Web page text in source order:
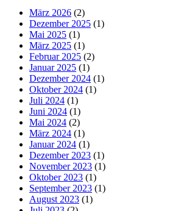
März 2026 (2)
Dezember 2025 (1)
Mai 2025 (1)
März 2025 (1)
Februar 2025 (2)
Januar 2025 (1)
Dezember 2024 (1)
Oktober 2024 (1)
Juli 2024 (1)
Juni 2024 (1)
Mai 2024 (2)
März 2024 (1)
Januar 2024 (1)
Dezember 2023 (1)
November 2023 (1)
Oktober 2023 (1)
September 2023 (1)
August 2023 (1)